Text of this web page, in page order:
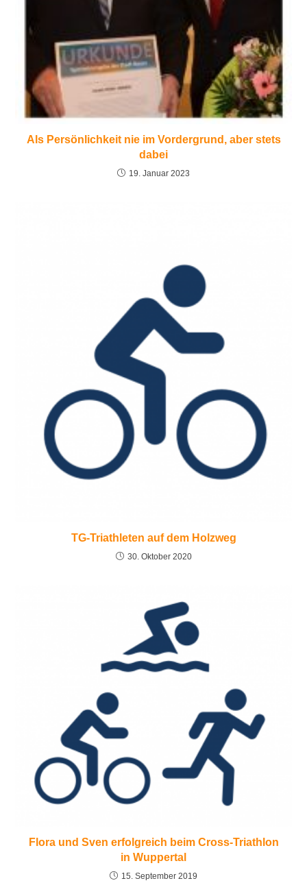
Als Persönlichkeit nie im Vordergrund, aber stets
dabei
19. Januar 2023
TG-Triathleten auf dem Holzweg
30. Oktober 2020
Flora und Sven erfolgreich beim Cross-Triathlon
in Wuppertal
15. September 2019